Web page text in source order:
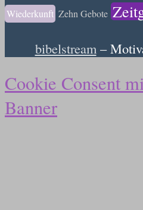
Wiederkunft Zehn Gebote
bibelstream–
Cookie Consent
Banner